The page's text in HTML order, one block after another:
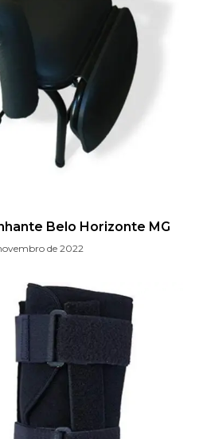
Belo Horizonte MG
de 2022